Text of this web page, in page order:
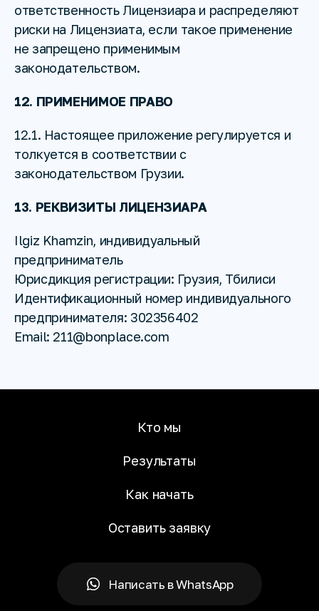
ответственность Лицензиара и распределяют
риски на Лицензиата, если такое применение
не запрещено применимым
законодательством.
12. ПРИМЕНИМОЕ ПРАВО
12.1. Настоящее приложение регулируется и
толкуется в соответствии с
законодательством Грузии.
13. РЕКВИЗИТЫ ЛИЦЕНЗИАРА
Ilgiz Khamzin, индивидуальный
предприниматель
Юрисдикция регистрации: Грузия, Тбилиси
Идентификационный номер индивидуального
предпринимателя: 302356402
Email: 211@bonplace.com
Кто мы
Результаты
Как начать
Оставить заявку
Написать в WhatsApp